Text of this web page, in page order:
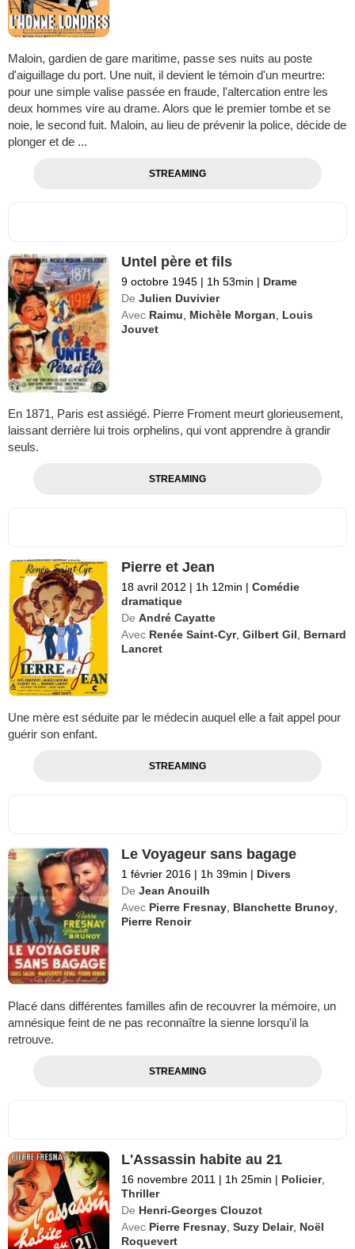
Maloin, gardien de gare maritime, passe ses nuits au poste
d'aiguillage du port. Une nuit, il devient le témoin d'un meurtre:
pour une simple valise passée en fraude, l'altercation entre les
deux hommes vire au drame. Alors que le premier tombe et se
noie, le second fuit. Maloin, au lieu de prévenir la police, décide de
plonger et de ...
STREAMING
Untel père et fils
9 octobre 1945 | 1h 53min | Drame
De Julien Duvivier
Avec Raimu, Michèle Morgan, Louis
Jouvet
En 1871, Paris est assiégé. Pierre Froment meurt glorieusement,
laissant derrière lui trois orphelins, qui vont apprendre à grandir
seuls.
STREAMING
Pierre et Jean
18 avril 2012 | 1h 12min | Comédie
dramatique
De André Cayatte
Avec Renée Saint-Cyr,Gilbert Gil
Bernard
Lancret
Une mère est séduite par le médecin auquel elle a fait appel pour
guérir son enfant.
STREAMING
Le Voyageur sans bagage
1 février 2016 | 1h 39min | Divers
De Jean Anouilh
Avec Pierre Fresnay, Blanchette Brunoy,
Pierre Renoir
Placé dans différentes familles afin de recouvrer la mémoire, un
amnésique feint de ne pas reconnaître la sienne lorsqu'il la
retrouve.
STREAMING
L'Assassin habite au 21
16 novembre 2011 | 1h 25min | Policier,
Thriller
De Henri-Georges Clouzot
Avec Pierre Fresnay ,Suzy Delair, Noël
Roquevert